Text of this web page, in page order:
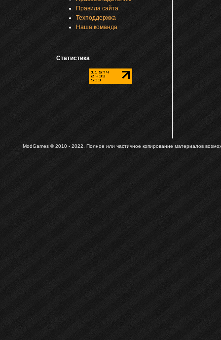
Правила сайта
Техподдержка
Наша команда
Статистика
ModGames © 2010 - 2022. Полное или частичное копирование материалов